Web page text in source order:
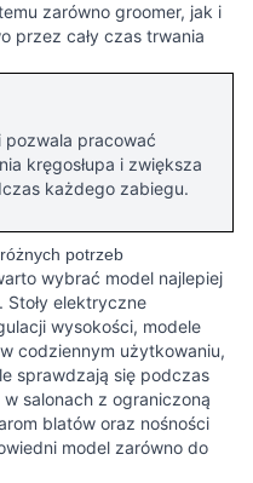
zarówno groomer, jak i
przez cały czas trwania
pozwala pracować
kręgosłupa i zwiększa
każdego zabiegu.
potrzeb
wybrać model najlepiej
elektryczne
wysokości, modele
codziennym użytkowaniu,
sprawdzają się podczas
salonach z ograniczoną
blatów oraz nośności
model zarówno do